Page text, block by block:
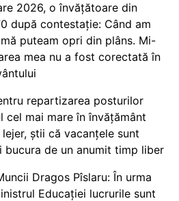
2026, o învățătoare din
după contestație: Când am
puteam opri din plâns. Mi-
mea nu a fost corectată în
repartizarea posturilor
cel mai mare în învățământ
știi că vacanțele sunt
de un anumit timp liber
Dragos Pîslaru: În urma
Educației lucrurile sunt